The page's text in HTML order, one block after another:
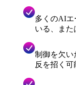
多くのAIエ
いる、また
制御を欠い
反を招く可